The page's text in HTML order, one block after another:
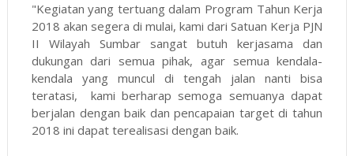
"Kegiatan yang tertuang dalam Program Tahun Kerja
2018 akan segera di mulai, kami dari Satuan Kerja PJN
II Wilayah Sumbar sangat butuh kerjasama dan
dukungan dari semua pihak, agar semua kendala-
kendala yang muncul di tengah jalan nanti bisa
teratasi, kami berharap semoga semuanya dapat
berjalan dengan baik dan pencapaian target di tahun
2018 ini dapat terealisasi dengan baik.